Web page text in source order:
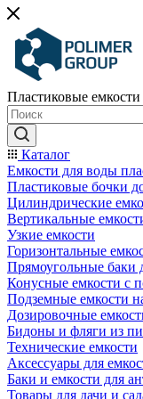
Пластиковые
Каталог
Емкости для воды
Пластиковые бочки
Цилиндрические
Вертикальные
Узкие емкости
Горизонтальные
Прямоугольные баки
Конусные емкости с
Подземные емкости
Дозировочные
Бидоны и фляги из
Технические емкости
Аксессуары для
Баки и емкости для
Товары для дачи и